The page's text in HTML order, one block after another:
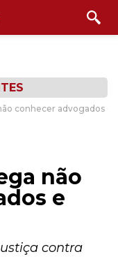
conhecer advogados e
não
e
contra